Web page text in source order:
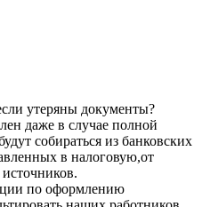
утеряны документы?
даже в случае полной
собираться из банковских
в налоговую,от
по оформлению